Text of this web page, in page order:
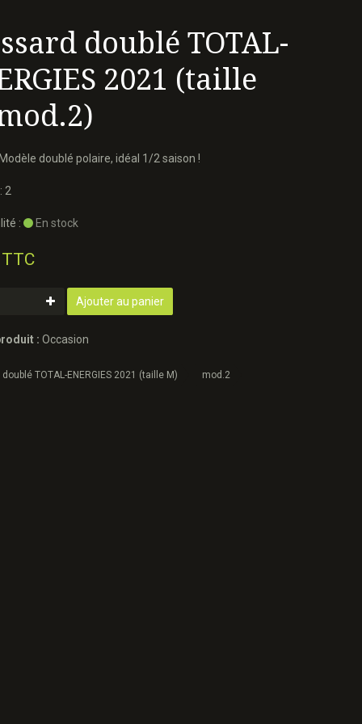
doublé TOTAL-
2021 (taille
doublé polaire, idéal 1/2 saison !
2
: En stock
Ajouter au panier
: Occasion
TOTAL-ENERGIES 2021 (taille M) mod.2